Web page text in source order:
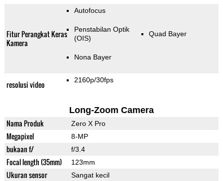
Fitur Perangkat Keras
Kamera
Autofocus
Penstabilan Optik
(OIS)
Nona Bayer
Quad Bayer
resolusi video 2160p/30fps
Long-Zoom Camera
Nama Produk Zero X Pro
Megapixel 8-MP
bukaan f/ f/3.4
Focal length (35mm) 123mm
Ukuran sensor Sangat kecil